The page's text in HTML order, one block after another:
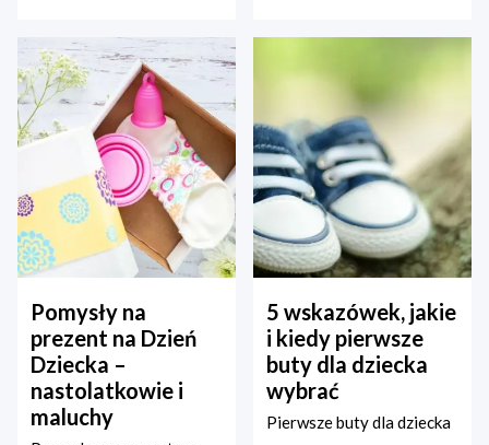
Pomysły na
prezent na Dzień
Dziecka –
nastolatkowie i
maluchy
5 wskazówek, jakie
i kiedy pierwsze
buty dla dziecka
wybrać
Pierwsze buty dla dziecka